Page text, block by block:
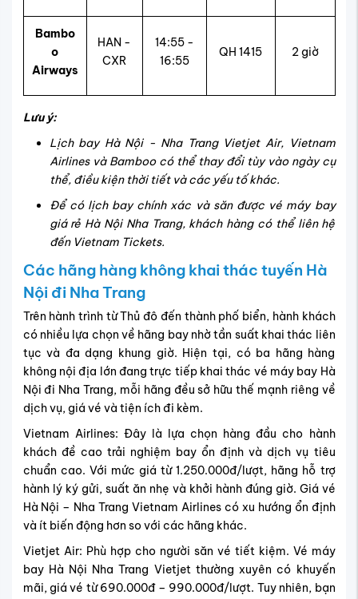
Bambo
o
Airways
HAN -
CXR
14:55 -
16:55
QH 1415 2 giờ
Lưu ý:
Lịch bay Hà Nội - Nha Trang Vietjet Air, Vietnam
Airlines và Bamboo có thể thay đổi tùy vào ngày cụ
thể, điều kiện thời tiết và các yếu tố khác.
Để có lịch bay chính xác và săn được vé máy bay
giá rẻ Hà Nội Nha Trang, khách hàng có thể liên hệ
đến Vietnam Tickets.
Các hãng hàng không khai thác tuyến Hà
Nội đi Nha Trang
Trên hành trình từ Thủ đô đến thành phố biển, hành khách
có nhiều lựa chọn về hãng bay nhờ tần suất khai thác liên
tục và đa dạng khung giờ. Hiện tại, có ba hãng hàng
không nội địa lớn đang trực tiếp khai thác vé máy bay Hà
Nội đi Nha Trang, mỗi hãng đều sở hữu thế mạnh riêng về
dịch vụ, giá vé và tiện ích đi kèm.
Vietnam Airlines: Đây là lựa chọn hàng đầu cho hành
khách đề cao trải nghiệm bay ổn định và dịch vụ tiêu
chuẩn cao. Với mức giá từ 1.250.000đ/lượt, hãng hỗ trợ
hành lý ký gửi, suất ăn nhẹ và khởi hành đúng giờ. Giá vé
Hà Nội – Nha Trang Vietnam Airlines có xu hướng ổn định
và ít biến động hơn so với các hãng khác.
Vietjet Air: Phù hợp cho người săn vé tiết kiệm. Vé máy
bay Hà Nội Nha Trang Vietjet thường xuyên có khuyến
mãi, giá vé từ 690.000đ – 990.000đ/lượt. Tuy nhiên, bạn